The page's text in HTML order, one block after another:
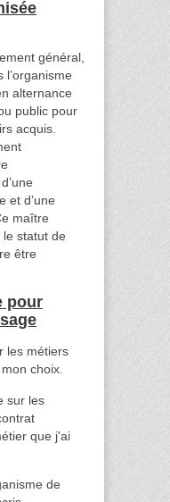
général,
alternance
public pour
acquis.
et d’une
maître
le statut de
être
pour
les métiers
choix.
sur les
que j'ai
de